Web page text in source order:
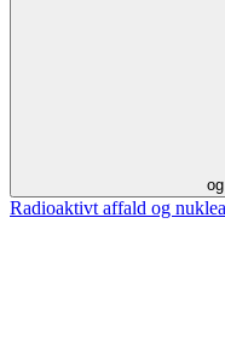
Radioaktivt affald og